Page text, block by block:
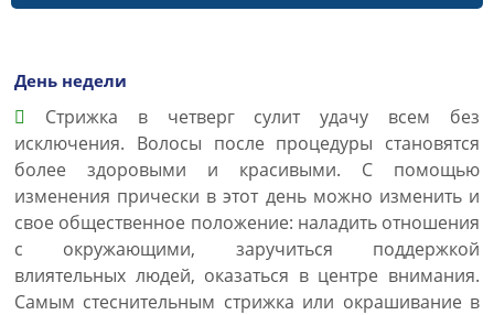
День недели
Cтрижка в четверг сулит удачу всем без
исключения. Волосы после процедуры становятся
более здоровыми и красивыми. С помощью
изменения прически в этот день можно изменить и
свое общественное положение: наладить отношения
с окружающими, заручиться поддержкой
влиятельных людей, оказаться в центре внимания.
Самым стеснительным стрижка или окрашивание в